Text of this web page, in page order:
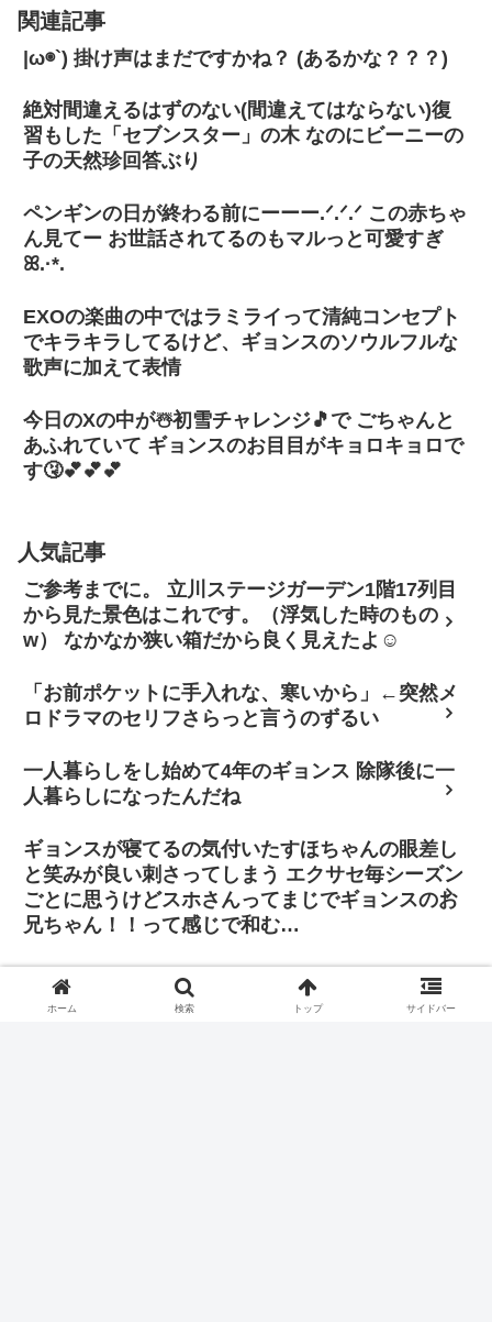
関連記事
|ω◉`) 掛け声はまだですかね？ (あるかな？？？)
絶対間違えるはずのない(間違えてはならない)復
習もした「セブンスター」の木 なのにビーニーの
子の天然珍回答ぶり
ペンギンの日が終わる前にーーー.ᐟ.ᐟ.ᐟ この赤ちゃ
ん見てー お世話されてるのもマルっと可愛すぎ
ꕤ.·*.
EXOの楽曲の中ではラミライって清純コンセプト
でキラキラしてるけど、ギョンスのソウルフルな
歌声に加えて表情
今日のXの中が☃️初雪チャレンジ🎵で ごちゃんと
あふれていて ギョンスのお目目がキョロキョロで
す🤧💕💕💕
人気記事
ご参考までに。 立川ステージガーデン1階17列目
から見た景色はこれです。（浮気した時のもの
w） なかなか狭い箱だから良く見えたよ☺
「お前ポケットに手入れな、寒いから」←突然メ
ロドラマのセリフさらっと言うのずるい
一人暮らしをし始めて4年のギョンス 除隊後に一
人暮らしになったんだね
ギョンスが寝てるの気付いたすほちゃんの眼差し
と笑みが良い刺さってしまう エクサセ毎シーズン
ごとに思うけどスホさんってまじでギョンスのお
兄ちゃん！！って感じで和む…
「その判断に振り回されたくはありません。僕は
自分の立ち位置で全力を尽くし、歌手と俳優双方
ホーム 検索 トップ サイドバー